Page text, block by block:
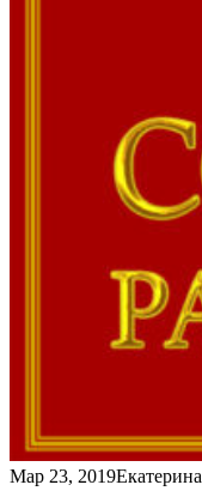
Мар 23, 2019Екатерина